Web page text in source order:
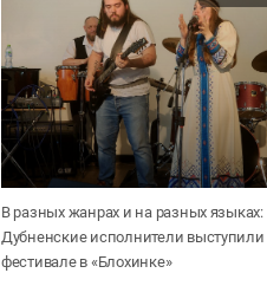
В разных жанрах и на разных языках:
Дубненские исполнители выступили
фестивале в «Блохинке»